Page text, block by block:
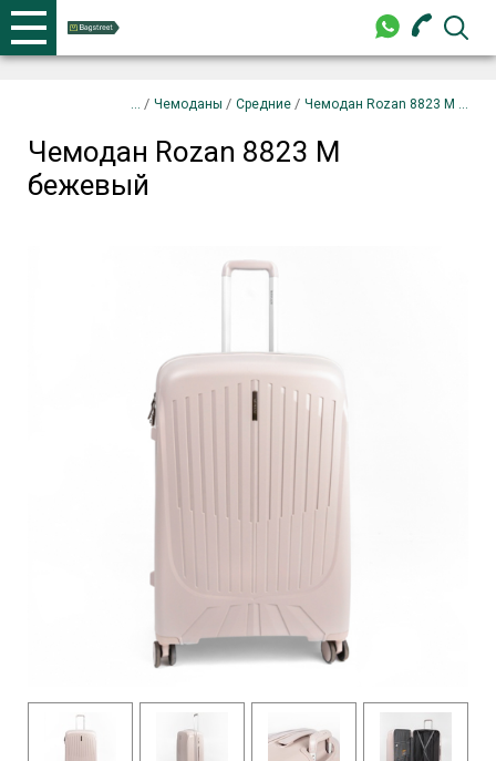
+375 44 702-99-87
+375 44 702-99-87
/ Чемоданы / Средние / Чемодан Rozan 8823 M ...
Чемодан Rozan 8823 M
бежевый